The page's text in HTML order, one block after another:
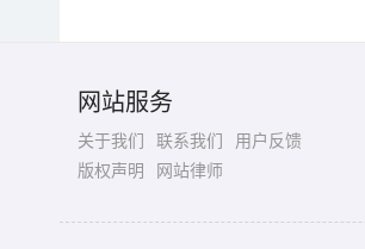
网站服务
关于我们 联系我们
用户反馈
版权声明
网站律师